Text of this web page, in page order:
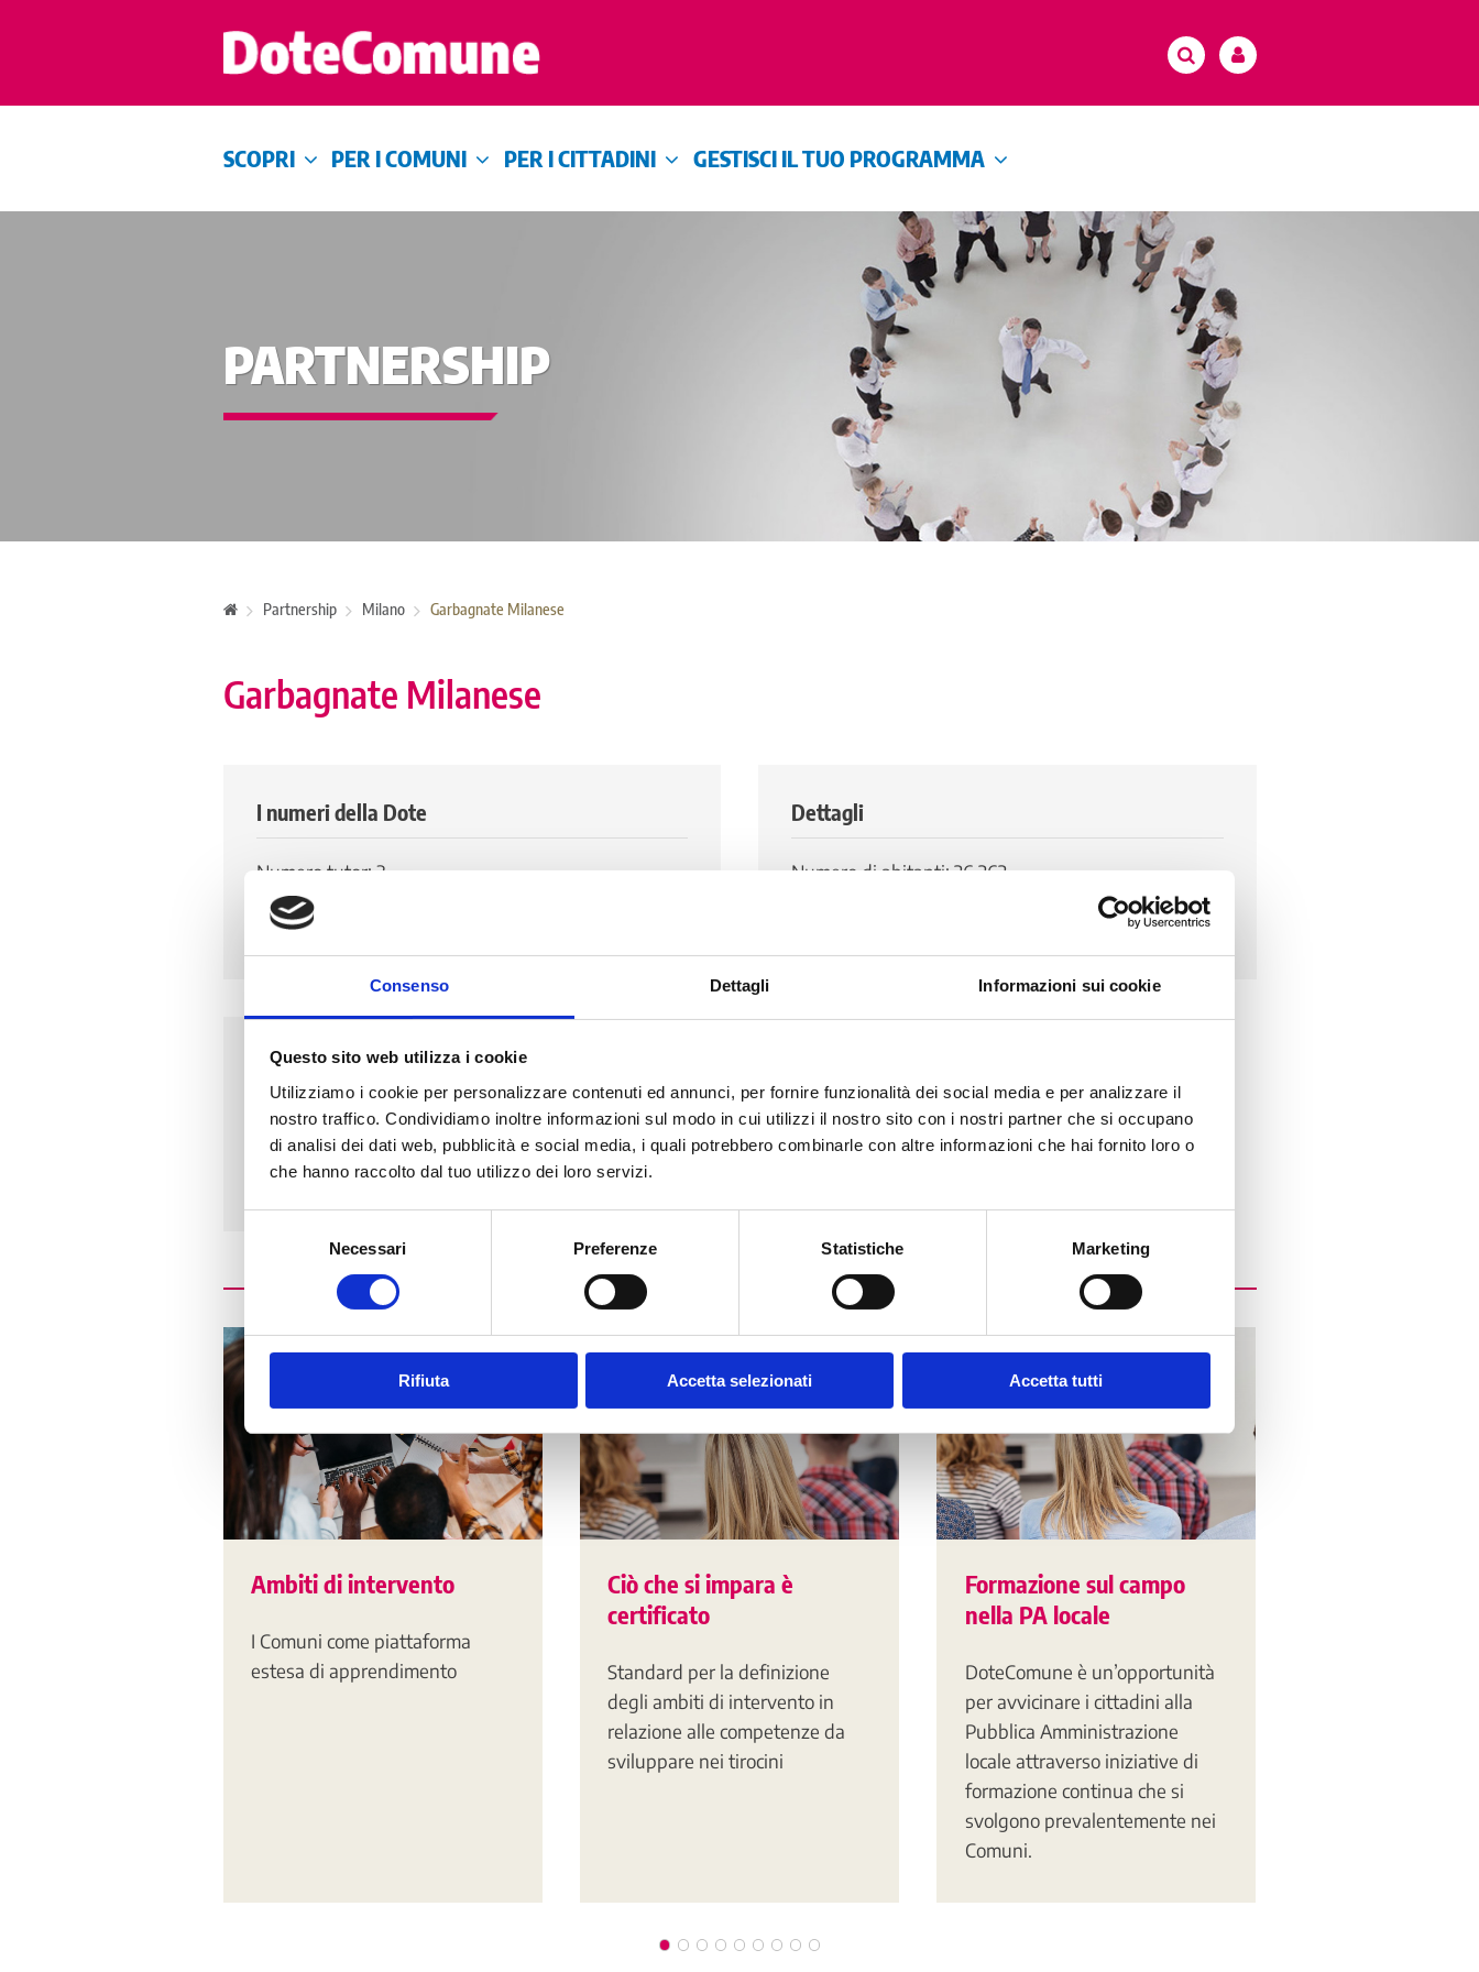
Consenso Dettagli Informazioni sui cookie
Questo sito web utilizza i cookie
Utilizziamo i cookie per personalizzare contenuti ed annunci, per fornire funzionalità dei social media e per analizzare il
nostro traffico. Condividiamo inoltre informazioni sul modo in cui utilizzi il nostro sito con i nostri partner che si occupano
di analisi dei dati web, pubblicità e social media, i quali potrebbero combinarle con altre informazioni che hai fornito loro o
che hanno raccolto dal tuo utilizzo dei loro servizi.
Necessari Preferenze Statistiche Marketing
Rifiuta Accetta selezionati Accetta tutti
SCOPRI PER I COMUNI PER I CITTADINI GESTISCI IL TUO PROGRAMMA
PARTNERSHIP
Partnership Milano Garbagnate Milanese
Garbagnate Milanese
I numeri della Dote
Numero tutor: 3
Numero di tirocinanti attivi: 0
Numero di tirocinanti storico: 26
Dettagli
Numero di abitanti: 26.262
Indirizzo
PIAZZA DE GASPERI, 1
20024 - GARBAGNATE MILANESE (MI)
Ambiti di intervento
I Comuni come piattaforma
estesa di apprendimento
Ciò che si impara è
certificato
Standard per la definizione
degli ambiti di intervento in
relazione alle competenze da
sviluppare nei tirocini
Formazione sul campo
nella PA locale
DoteComune è un’opportunità
per avvicinare i cittadini alla
Pubblica Amministrazione
locale attraverso iniziative di
formazione continua che si
svolgono prevalentemente nei
Comuni.